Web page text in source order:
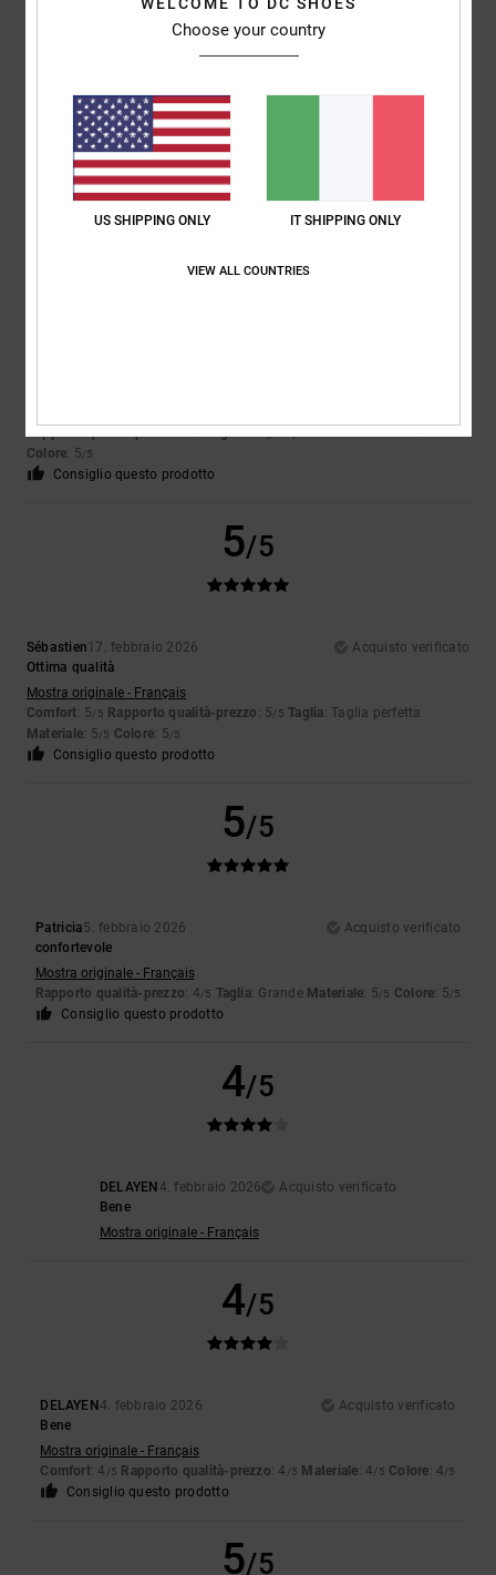
/5
Clement26. aprile 2026
Eccellente
Mostra originale - Français
Rapporto qualità-prezzo
Consiglio questo prodotto
5/5
Colore: 5/5
Consiglio questo prodotto
5/5
Sébastien17. febbraio 2026
Acquisto verificato
Ottima qualità
Mostra originale - Français
Comfort: 5/5 Rapporto qualità-prezzo : 5/5 Taglia: Taglia perfetta
Materiale: 5/5 Colore: 5/5
Consiglio questo prodotto
5/5
Patricia5. febbraio 2026
Acquisto verificato
confortevole
Mostra originale - Français
Rapporto qualità-prezzo: 4/5 Taglia: Grande Materiale: 5/5 Colore: 5/5
Consiglio questo prodotto
4/5
DELAYEN 4. febbraio 2026
Acquisto verificato
Bene
Mostra originale - Français
4/5
DELAYEN 4. febbraio 2026
Acquisto verificato
Bene
Mostra originale - Français
Comfort: 4 /5 Rapporto qualità-prezzo: 4 /5 Materiale: 4/5 Colore: 4/5
Consiglio questo prodotto
5/5
Choose your country
US SHIPPING ONLY IT SHIPPING ONLY
VIEW ALL COUNTRIES